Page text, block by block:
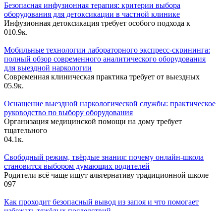
Безопасная инфузионная терапия: критерии выбора
оборудования для детоксикации в частной клинике
Инфузионная детоксикация требует особого подхода к
010.9к.
Мобильные технологии лабораторного экспресс-скрининга:
полный обзор современного аналитического оборудования
для выездной наркологии
Современная клиническая практика требует от выездных
05.9к.
Оснащение выездной наркологической службы: практическое
руководство по выбору оборудования
Организация медицинской помощи на дому требует
тщательного
04.1к.
Свободный режим, твёрдые знания: почему онлайн-школа
становится выбором думающих родителей
Родители всё чаще ищут альтернативу традиционной школе
097
Как проходит безопасный вывод из запоя и что помогает